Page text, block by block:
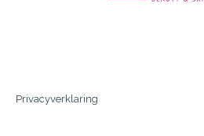
Privacyverklaring